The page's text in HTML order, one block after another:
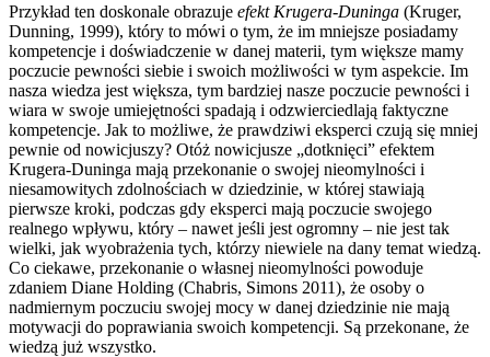
Przykład ten doskonale obrazuje efekt Krugera-Duninga (Kruger,
Dunning, 1999), który to mówi o tym, że im mniejsze posiadamy
kompetencje i doświadczenie w danej materii, tym większe mamy
poczucie pewności siebie i swoich możliwości w tym aspekcie. Im
nasza wiedza jest większa, tym bardziej nasze poczucie pewności i
wiara w swoje umiejętności spadają i odzwierciedlają faktyczne
kompetencje. Jak to możliwe, że prawdziwi eksperci czują się mniej
pewnie od nowicjuszy? Otóż nowicjusze „dotknięci” efektem
Krugera-Duninga mają przekonanie o swojej nieomylności i
niesamowitych zdolnościach w dziedzinie, w której stawiają
pierwsze kroki, podczas gdy eksperci mają poczucie swojego
realnego wpływu, który – nawet jeśli jest ogromny – nie jest tak
wielki, jak wyobrażenia tych, którzy niewiele na dany temat wiedzą.
Co ciekawe, przekonanie o własnej nieomylności powoduje
zdaniem Diane Holding (Chabris, Simons 2011), że osoby o
nadmiernym poczuciu swojej mocy w danej dziedzinie nie mają
motywacji do poprawiania swoich kompetencji. Są przekonane, że
wiedzą już wszystko.